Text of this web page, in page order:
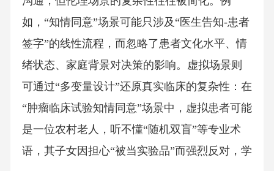
如，“知情同意”场景可能只涉及“医生告知-患者
签字”的线性流程，而忽略了患者文化水平、情
绪状态、家庭背景对决策的影响。虚拟场景则
可通过“多变量设计”还原真实临床的复杂性：在
“肿瘤临床试验知情同意”场景中，虚拟患者可能
是一位农村老人，听不懂“随机双盲”等专业术
语，其子女因担心“被当实验品”而强烈反对，学